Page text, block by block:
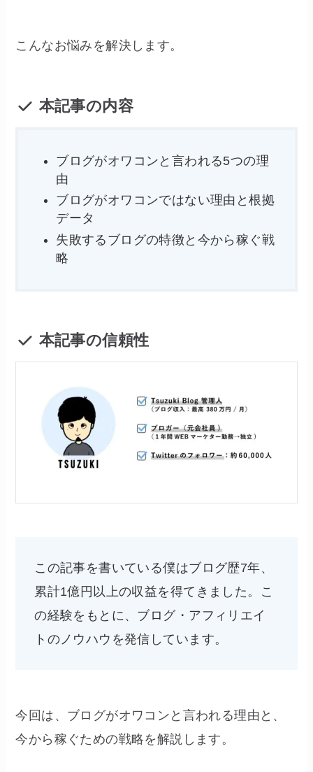
こんなお悩みを解決します。
本記事の内容
ブログがオワコンと言われる5つの理
由
ブログがオワコンではない理由と根拠
データ
失敗するブログの特徴と今から稼ぐ戦
略
本記事の信頼性
この記事を書いている僕はブログ歴7年、
累計1億円以上の収益を得てきました。こ
の経験をもとに、ブログ・アフィリエイ
トのノウハウを発信しています。
今回は、ブログがオワコンと言われる理由と、
今から稼ぐための戦略を解説します。